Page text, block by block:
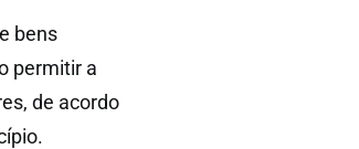
bens
permitir a
de acordo